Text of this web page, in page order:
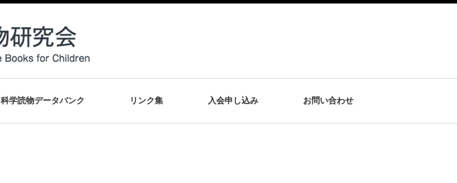
科学読物データバンク リンク集 入会申し込み お問い合わせ